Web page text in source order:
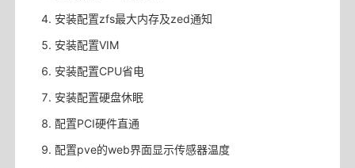
安装配置zfs最大内存及zed通知
安装配置VIM
安装配置CPU省电
安装配置硬盘休眠
配置PCI硬件直通
配置pve的web界面显示传感器温度